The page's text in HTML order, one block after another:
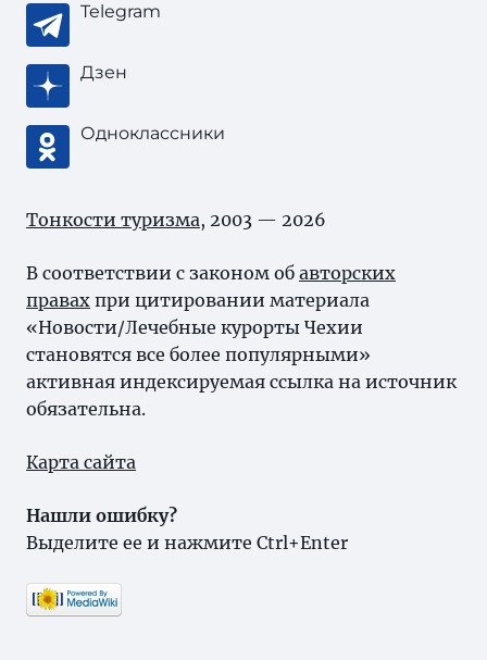
Telegram
Дзен
Одноклассники
Тонкости туризма, 2003 — 2026
В соответствии с законом об авторских
правах при цитировании материала
«Новости/Лечебные курорты Чехии
становятся все более популярными»
активная индексируемая ссылка на источник
обязательна.
Карта сайта
Нашли ошибку?
Выделите ее и нажмите Ctrl+Enter